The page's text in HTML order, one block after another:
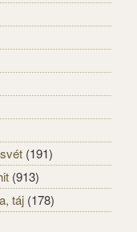
(191)
(913)
táj (178)